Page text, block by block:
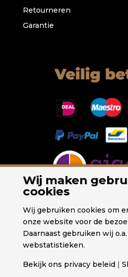
Retourneren
Garantie
Wij maken
cookies
Wij gebruiken cookies om
onze website voor de
Daarnaast gebruiken wij
webstatistieken.
Bekijk ons privacy beleid |